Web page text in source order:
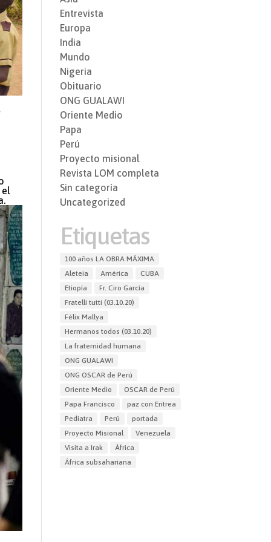
el
Entrevista
Europa
India
Mundo
Nigeria
Obituario
ONG GUALAWI
Oriente Medio
Papa
Perú
Proyecto misional
Revista LOM completa
Sin categoría
Uncategorized
Etiquetas
100 años LA OBRA MÁXIMA
Aleteia
América
CUBA
Etiopía
Fr. Ciro García
Fratelli tutti (03.10.20)
Félix Mallya
Hermanos todos (03.10.20)
La fraternidad humana
ONG GUALAWI
ONG OSCAR de Perú
Oriente Medio
OSCAR de Perú
Papa Francisco
paz con Eritrea
Pediatra
Perú
portada
Proyecto Misional
Venezuela
Visita a Irak
África
África subsahariana